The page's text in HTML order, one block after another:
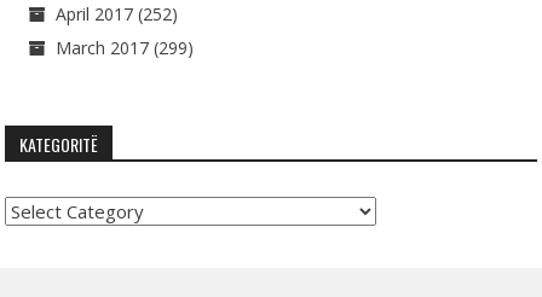
April 2017 (252)
March 2017 (299)
KATEGORITË
Kategoritë